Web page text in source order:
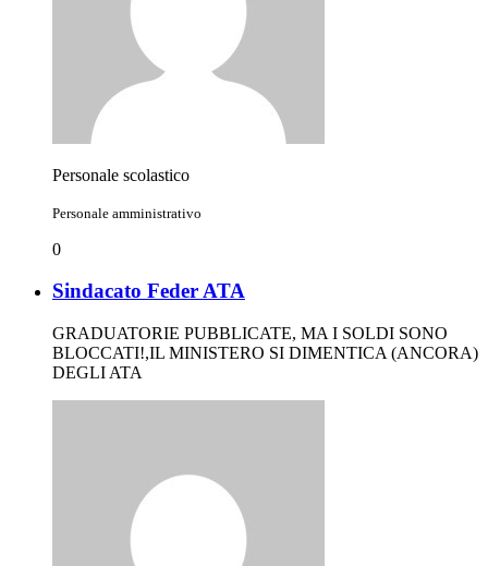
Personale scolastico
Personale amministrativo
0
Sindacato Feder ATA
GRADUATORIE PUBBLICATE, MA I SOLDI SONO
BLOCCATI!,IL MINISTERO SI DIMENTICA (ANCORA)
DEGLI ATA